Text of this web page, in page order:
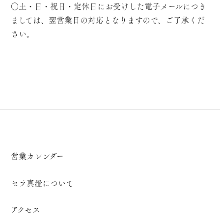
○土・日・祝日・定休日にお受けした電子メールにつき
ましては、翌営業日の対応となりますので、ご了承くだ
さい。
営業カレンダー
セラ真澄について
アクセス